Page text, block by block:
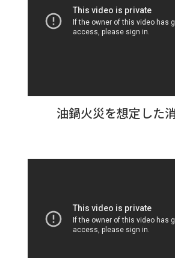
油鍋火災を想定した